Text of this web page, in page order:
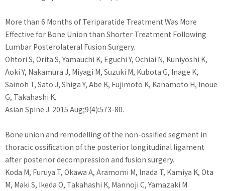
More than 6 Months of Teriparatide Treatment Was More
Effective for Bone Union than Shorter Treatment Following
Lumbar Posterolateral Fusion Surgery.
Ohtori S, Orita S, Yamauchi K, Eguchi Y, Ochiai N, Kuniyoshi K,
Aoki Y, Nakamura J, Miyagi M, Suzuki M, Kubota G, Inage K,
Sainoh T, Sato J, Shiga Y, Abe K, Fujimoto K, Kanamoto H, Inoue
G, Takahashi K.
Asian Spine J. 2015 Aug;9(4):573-80.
Bone union and remodelling of the non-ossified segment in
thoracic ossification of the posterior longitudinal ligament
after posterior decompression and fusion surgery.
Koda M, Furuya T, Okawa A, Aramomi M, Inada T, Kamiya K, Ota
M, Maki S, Ikeda O, Takahashi K, Mannoji C, Yamazaki M.